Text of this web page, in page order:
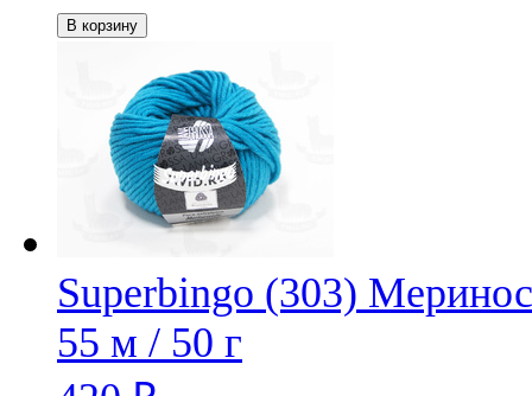
В корзину
Superbingo (303)
55 м / 50 г